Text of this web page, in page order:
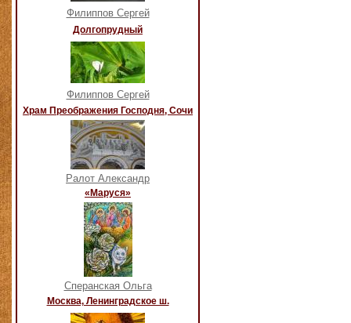
Филиппов Сергей
Долгопрудный
Филиппов Сергей
Храм Преображения Господня, Сочи
Ралот Александр
«Маруся»
Сперанская Ольга
Москва, Ленинградское ш.